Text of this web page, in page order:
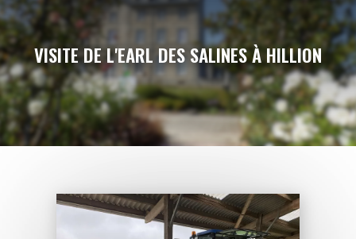
VISITE DE L'EARL DES SALINES À HILLION